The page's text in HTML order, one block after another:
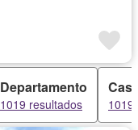
Departamento
1019 resultados 1019